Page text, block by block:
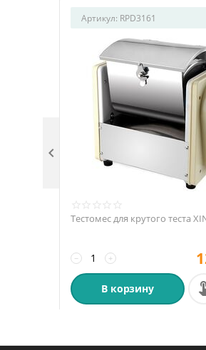
Артикул: RPD3161
Тестомес для крутого теста
+
−
В корзину
